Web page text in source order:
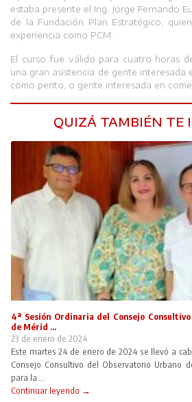
estaba presente el Ing. Jorge Fernando
de la Fundación Plan Estratégico,
experiencia como PCM.
El curso fue válido para cuatro horas
una gran asistencia de gente interesada
como perito, o gente interesada en
QUIZÁ TAMBIÉN TE
4ª Sesión Ordinaria del Consejo
de Mérid ...
23 de enero de 2024
Este martes 24 de enero de 2024 se llevó a
Consejo Consultivo del Observatorio Urbano
para la ...
Continuar leyendo →